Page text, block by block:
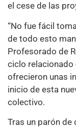
el cese de las
“No fue fácil
de todo esto
Profesorado de
ciclo relacionado
ofrecieron unas
inicio de esta
colectivo.
Tras un parón de